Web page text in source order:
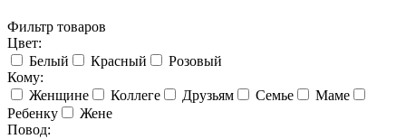
Фильтр товаров
Цвет:
Белый
Красный
Розовый
Кому:
Женщине
Коллеге Друзьям Семье
Маме
Ребенку
Жене
Повод: